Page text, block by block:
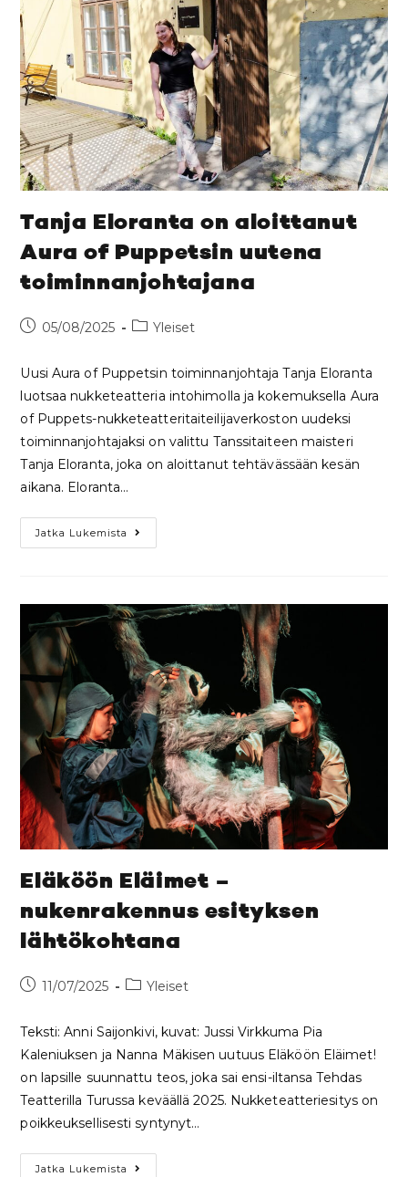
Tanja Eloranta on aloittanut
Aura of Puppetsin uutena
toiminnanjohtajana
05/08/2025 Yleiset
Uusi Aura of Puppetsin toiminnanjohtaja Tanja Eloranta
luotsaa nukketeatteria intohimolla ja kokemuksella Aura
of Puppets-nukketeatteritaiteilijaverkoston uudeksi
toiminnanjohtajaksi on valittu Tanssitaiteen maisteri
Tanja Eloranta, joka on aloittanut tehtävässään kesän
aikana. Eloranta…
Jatka Lukemista
Eläköön Eläimet –
nukenrakennus esityksen
lähtökohtana
11/07/2025 Yleiset
Teksti: Anni Saijonkivi, kuvat: Jussi Virkkuma Pia
Kaleniuksen ja Nanna Mäkisen uutuus Eläköön Eläimet!
on lapsille suunnattu teos, joka sai ensi-iltansa Tehdas
Teatterilla Turussa keväällä 2025. Nukketeatteriesitys on
poikkeuksellisesti syntynyt…
Jatka Lukemista